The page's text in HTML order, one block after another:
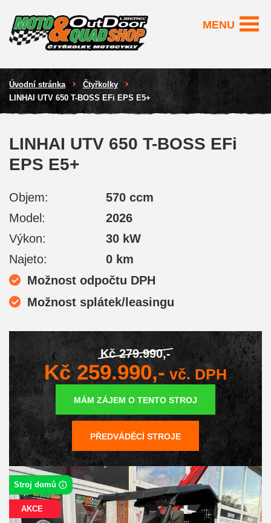
MENU
Úvodní stránka
Čtyřkolky
LINHAI UTV 650 T-BOSS EFi EPS E5+
LINHAI UTV 650 T-BOSS EFi
EPS E5+
Objem:
570 ccm
Model:
2026
Výkon:
30 kW
Najeto:
0 km
Možnost odpočtu DPH
Možnost splátek/leasingu
Kč 279.990,-
Kč 259.990,- vč. DPH
MÁM ZÁJEM O TENTO STROJ
PŘEDVÁDĚCÍ STROJE
Stroj domů
AKCE